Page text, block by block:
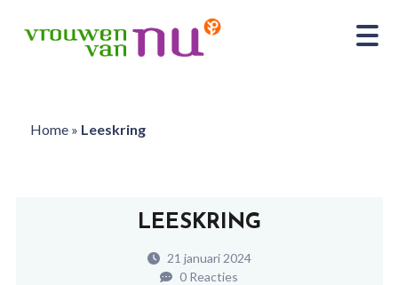
Home» Leeskring
LEESKRING
21 januari 2024
0 Reacties